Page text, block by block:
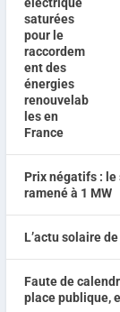
Prix négatifs : le
ramené à 1 MW
L’actu solaire
Faute de
place publique,